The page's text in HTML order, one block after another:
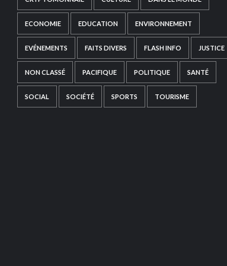
ECONOMIE EDUCATION ENVIRONNEMENT
EVÉNEMENTS FAITS DIVERS FLASH INFO JUSTICE
NON CLASSÉ PACIFIQUE POLITIQUE SANTÉ
SOCIAL SOCIÉTÉ SPORTS TOURISME